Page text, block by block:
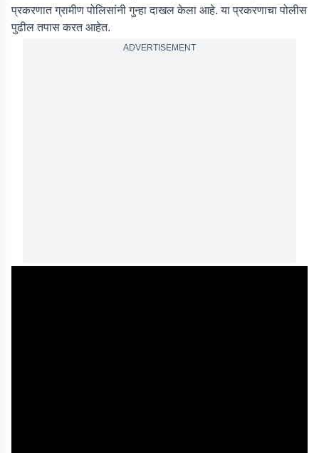
प्रकरणात ग्रामीण पोलिसांनी गुन्हा दाखल केला आहे. या प्रकरणाचा पोलीस
पुढील तपास करत आहेत.
ADVERTISEMENT